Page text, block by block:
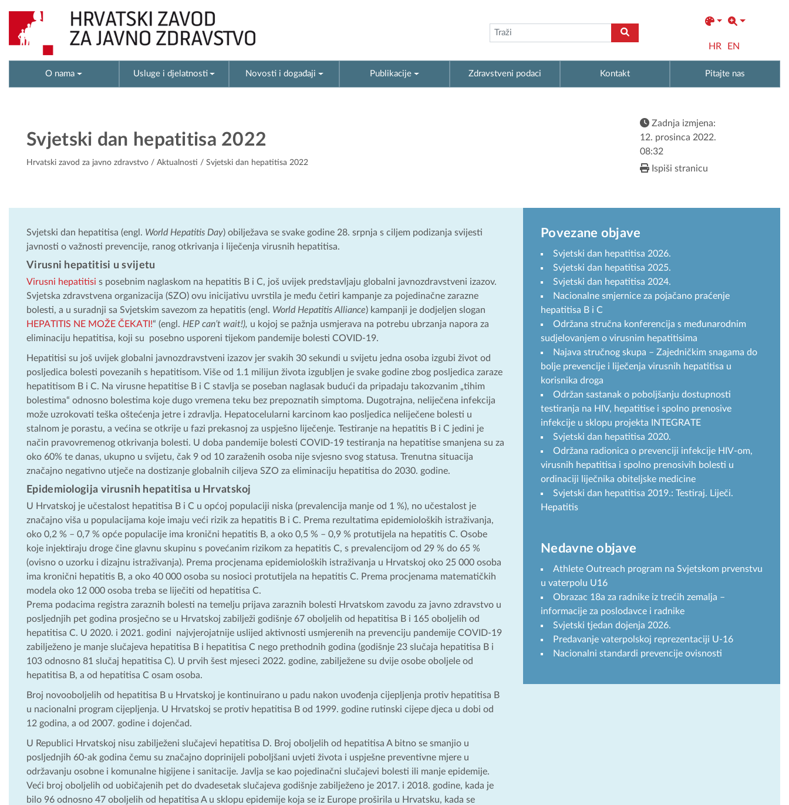
HR EN
O nama Usluge i djelatnosti Novosti i događaji Publikacije Zdravstveni podaci Kontakt Pitajte nas
Svjetski dan hepatitisa 2022
Hrvatski zavod za javno zdravstvo / Aktualnosti / Svjetski dan hepatitisa 2022
Zadnja izmjena:
12. prosinca 2022.
08:32
Ispiši stranicu
Svjetski dan hepatitisa (engl. World Hepatitis Day) obilježava se svake godine 28. srpnja s ciljem podizanja svijesti
javnosti o važnosti prevencije, ranog otkrivanja i liječenja virusnih hepatitisa.
Virusni hepatitisi u svijetu
Virusni hepatitisi s posebnim naglaskom na hepatitis B i C, još uvijek predstavljaju globalni javnozdravstveni izazov.
Svjetska zdravstvena organizacija (SZO) ovu inicijativu uvrstila je među četiri kampanje za pojedinačne zarazne
bolesti, a u suradnji sa Svjetskim savezom za hepatitis (engl. World Hepatitis Alliance) kampanji je dodjeljen slogan
HEPATITIS NE MOŽE ČEKATI!“ (engl. HEP can’t wait!), u kojoj se pažnja usmjerava na potrebu ubrzanja napora za
eliminaciju hepatitisa, koji su posebno usporeni tijekom pandemije bolesti COVID-19.
Hepatitisi su još uvijek globalni javnozdravstveni izazov jer svakih 30 sekundi u svijetu jedna osoba izgubi život od
posljedica bolesti povezanih s hepatitisom. Više od 1.1 milijun života izgubljen je svake godine zbog posljedica zaraze
hepatitisom B i C. Na virusne hepatitise B i C stavlja se poseban naglasak budući da pripadaju takozvanim „tihim
bolestima“ odnosno bolestima koje dugo vremena teku bez prepoznatih simptoma. Dugotrajna, neliječena infekcija
može uzrokovati teška oštećenja jetre i zdravlja. Hepatocelularni karcinom kao posljedica neliječene bolesti u
stalnom je porastu, a većina se otkrije u fazi prekasnoj za uspješno liječenje. Testiranje na hepatitis B i C jedini je
način pravovremenog otkrivanja bolesti. U doba pandemije bolesti COVID-19 testiranja na hepatitise smanjena su za
oko 60% te danas, ukupno u svijetu, čak 9 od 10 zaraženih osoba nije svjesno svog statusa. Trenutna situacija
značajno negativno utječe na dostizanje globalnih ciljeva SZO za eliminaciju hepatitisa do 2030. godine.
Epidemiologija virusnih hepatitisa u Hrvatskoj
U Hrvatskoj je učestalost hepatitisa B i C u općoj populaciji niska (prevalencija manje od 1 %), no učestalost je
značajno viša u populacijama koje imaju veći rizik za hepatitis B i C. Prema rezultatima epidemioloških istraživanja,
oko 0,2 % – 0,7 % opće populacije ima kronični hepatitis B, a oko 0,5 % – 0,9 % protutijela na hepatitis C. Osobe
koje injektiraju droge čine glavnu skupinu s povećanim rizikom za hepatitis C, s prevalencijom od 29 % do 65 %
(ovisno o uzorku i dizajnu istraživanja). Prema procjenama epidemioloških istraživanja u Hrvatskoj oko 25 000 osoba
ima kronični hepatitis B, a oko 40 000 osoba su nosioci protutijela na hepatitis C. Prema procjenama matematičkih
modela oko 12 000 osoba treba se liječiti od hepatitisa C.
Prema podacima registra zaraznih bolesti na temelju prijava zaraznih bolesti Hrvatskom zavodu za javno zdravstvo u
posljednjih pet godina prosječno se u Hrvatskoj zabilježi godišnje 67 oboljelih od hepatitisa B i 165 oboljelih od
hepatitisa C. U 2020. i 2021. godini najvjerojatnije uslijed aktivnosti usmjerenih na prevenciju pandemije COVID-19
zabilježeno je manje slučajeva hepatitisa B i hepatitisa C nego prethodnih godina (godišnje 23 slučaja hepatitisa B i
103 odnosno 81 slučaj hepatitisa C). U prvih šest mjeseci 2022. godine, zabilježene su dvije osobe oboljele od
hepatitisa B, a od hepatitisa C osam osoba.
Broj novooboljelih od hepatitisa B u Hrvatskoj je kontinuirano u padu nakon uvođenja cijepljenja protiv hepatitisa B
u nacionalni program cijepljenja. U Hrvatskoj se protiv hepatitisa B od 1999. godine rutinski cijepe djeca u dobi od
12 godina, a od 2007. godine i dojenčad.
U Republici Hrvatskoj nisu zabilježeni slučajevi hepatitisa D. Broj oboljelih od hepatitisa A bitno se smanjio u
posljednjih 60-ak godina čemu su značajno doprinijeli poboljšani uvjeti života i uspješne preventivne mjere u
održavanju osobne i komunalne higijene i sanitacije. Javlja se kao pojedinačni slučajevi bolesti ili manje epidemije.
Veći broj oboljelih od uobičajenih pet do dvadesetak slučajeva godišnje zabilježeno je 2017. i 2018. godine, kada je
bilo 96 odnosno 47 oboljelih od hepatitisa A u sklopu epidemije koja se iz Europe proširila u Hrvatsku, kada se
Povezane objave
Svjetski dan hepatitisa 2026.
Svjetski dan hepatitisa 2025.
Svjetski dan hepatitisa 2024.
Nacionalne smjernice za pojačano praćenje
hepatitisa B i C
Održana stručna konferencija s međunarodnim
sudjelovanjem o virusnim hepatitisima
Najava stručnog skupa – Zajedničkim snagama do
bolje prevencije i liječenja virusnih hepatitisa u
korisnika droga
Održan sastanak o poboljšanju dostupnosti
testiranja na HIV, hepatitise i spolno prenosive
infekcije u sklopu projekta INTEGRATE
Svjetski dan hepatitisa 2020.
Održana radionica o prevenciji infekcije HIV-om,
virusnih hepatitisa i spolno prenosivih bolesti u
ordinaciji liječnika obiteljske medicine
Svjetski dan hepatitisa 2019.: Testiraj. Liječi.
Hepatitis
Nedavne objave
Athlete Outreach program na Svjetskom prvenstvu
u vaterpolu U16
Obrazac 18a za radnike iz trećih zemalja –
informacije za poslodavce i radnike
Svjetski tjedan dojenja 2026.
Predavanje vaterpolskoj reprezentaciji U-16
Nacionalni standardi prevencije ovisnosti